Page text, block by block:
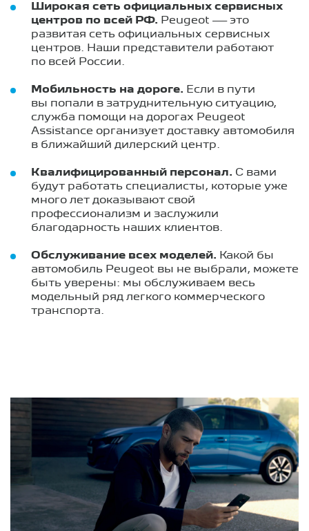
Широкая сеть официальных сервисных
центров по всей РФ. Peugeot — это
развитая сеть официальных сервисных
центров. Наши представители работают
по всей России.
Мобильность на дороге. Если в пути
вы попали в затруднительную ситуацию,
служба помощи на дорогах Peugeot
Assistance организует доставку автомобиля
в ближайший дилерский центр.
Квалифицированный персонал. С вами
будут работать специалисты, которые уже
много лет доказывают свой
профессионализм и заслужили
благодарность наших клиентов.
Обслуживание всех моделей. Какой бы
автомобиль Peugeot вы не выбрали, можете
быть уверены: мы обслуживаем весь
модельный ряд легкого коммерческого
транспорта.